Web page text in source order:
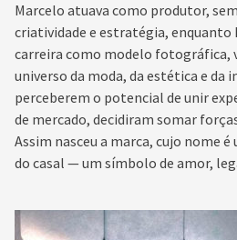
Marcelo atuava como produtor,
criatividade e estratégia, enquanto
carreira como modelo fotográfica,
universo da moda, da estética e da
perceberem o potencial de unir
de mercado, decidiram somar
Assim nasceu a marca, cujo nome
do casal — um símbolo de amor,